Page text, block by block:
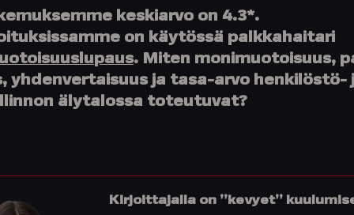
keskiarvo on 4.3*.
on käytössä palkkahaitari
. Miten monimuotoisuus,
yhdenvertaisuus ja tasa-arvo henkilöstö-
älytalossa toteutuvat?
Kirjoittajalla on ”kevyet”